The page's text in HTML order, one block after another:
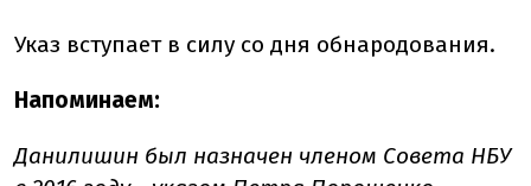
Указ вступает в силу со дня обнародования.
Напоминаем:
Данилишин был назначен членом Совета НБУ